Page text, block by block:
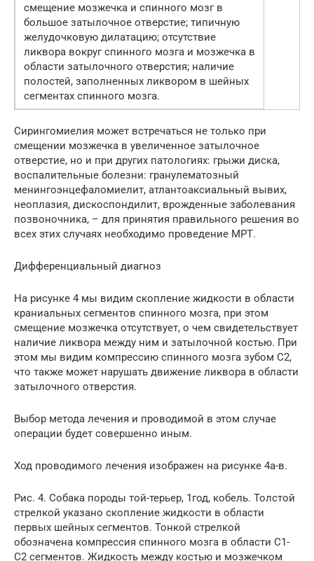
смещение мозжечка и спинного мозг в
большое затылочное отверстие; типичную
желудочковую дилатацию; отсутствие
ликвора вокруг спинного мозга и мозжечка в
области затылочного отверстия; наличие
полостей, заполненных ликвором в шейных
сегментах спинного мозга.
Сирингомиелия может встречаться не только при
смещении мозжечка в увеличенное затылочное
отверстие, но и при других патологиях: грыжи диска,
воспалительные болезни: гранулематозный
менингоэнцефаломиелит, атлантоаксиальный вывих,
неоплазия, дискоспондилит, врожденные заболевания
позвоночника, – для принятия правильного решения во
всех этих случаях необходимо проведение МРТ.
Дифференциальный диагноз
На рисунке 4 мы видим скопление жидкости в области
краниальных сегментов спинного мозга, при этом
смещение мозжечка отсутствует, о чем свидетельствует
наличие ликвора между ним и затылочной костью. При
этом мы видим компрессию спинного мозга зубом С2,
что также может нарушать движение ликвора в области
затылочного отверстия.
Выбор метода лечения и проводимой в этом случае
операции будет совершенно иным.
Ход проводимого лечения изображен на рисунке 4а-в.
Рис. 4. Собака породы той-терьер, 1год, кобель. Толстой
стрелкой указано скопление жидкости в области
первых шейных сегментов. Тонкой стрелкой
обозначена компрессия спинного мозга в области С1-
С2 сегментов. Жидкость между костью и мозжечком